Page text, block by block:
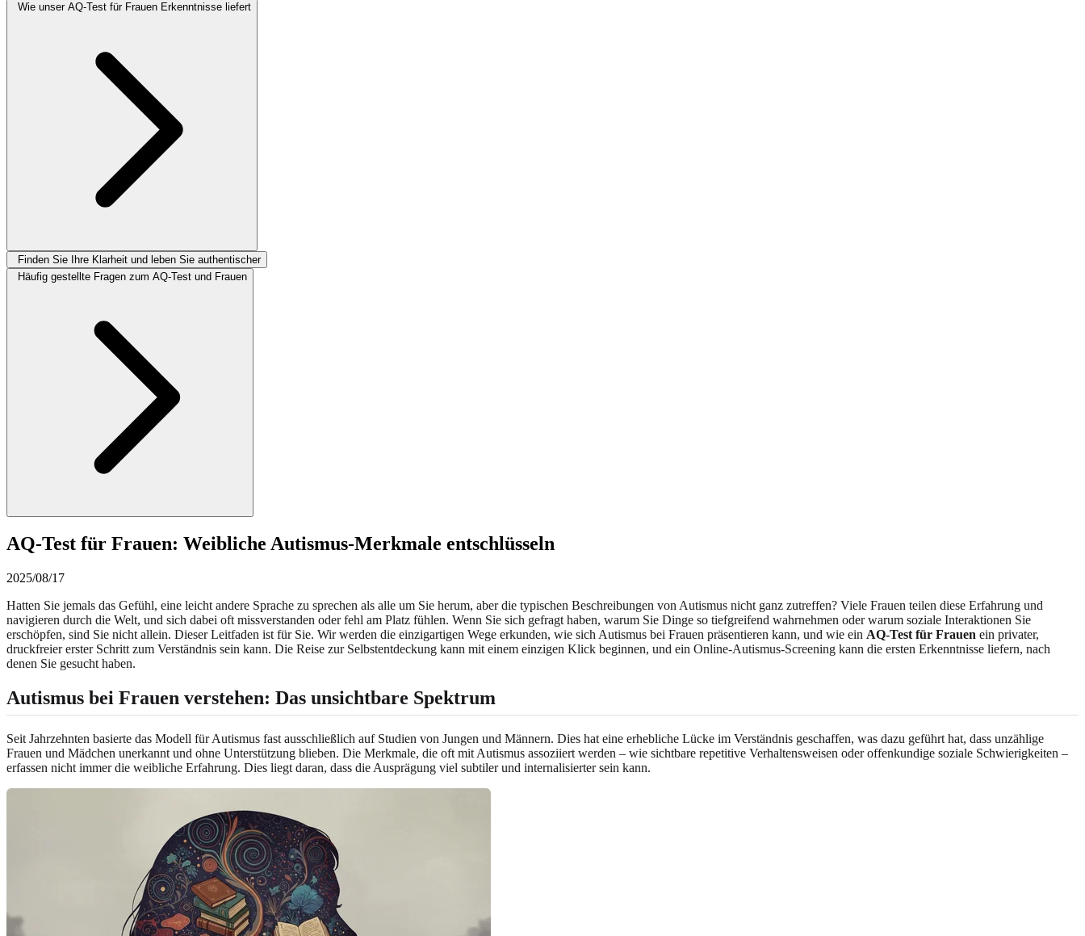
Wie unser AQ-Test für Frauen Erkenntnisse liefert
Finden Sie Ihre Klarheit und leben Sie authentischer
Häufig gestellte Fragen zum AQ-Test und Frauen
AQ-Test für Frauen: Weibliche Autismus-Merkmale entschlüsseln
2025/08/17
Hatten Sie jemals das Gefühl, eine leicht andere Sprache zu sprechen als alle um Sie herum, aber die typischen Beschreibungen von Autismus nicht ganz zutreffen? Viele Frauen teilen diese Erfahrung und
navigieren durch die Welt, und sich dabei oft missverstanden oder fehl am Platz fühlen. Wenn Sie sich gefragt haben, warum Sie Dinge so tiefgreifend wahrnehmen oder warum soziale Interaktionen Sie
erschöpfen, sind Sie nicht allein. Dieser Leitfaden ist für Sie. Wir werden die einzigartigen Wege erkunden, wie sich Autismus bei Frauen präsentieren kann, und wie ein AQ-Test für Frauen ein privater,
druckfreier erster Schritt zum Verständnis sein kann. Die Reise zur Selbstentdeckung kann mit einem einzigen Klick beginnen, und ein Online-Autismus-Screening kann die ersten Erkenntnisse liefern, nach
denen Sie gesucht haben.
Autismus bei Frauen verstehen: Das unsichtbare Spektrum
Seit Jahrzehnten basierte das Modell für Autismus fast ausschließlich auf Studien von Jungen und Männern. Dies hat eine erhebliche Lücke im Verständnis geschaffen, was dazu geführt hat, dass unzählige
Frauen und Mädchen unerkannt und ohne Unterstützung blieben. Die Merkmale, die oft mit Autismus assoziiert werden – wie sichtbare repetitive Verhaltensweisen oder offenkundige soziale Schwierigkeiten –
erfassen nicht immer die weibliche Erfahrung. Dies liegt daran, dass die Ausprägung viel subtiler und internalisierter sein kann.